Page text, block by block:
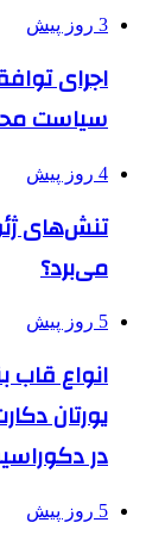
3 روز پیش
اجرای
سیاست
4 روز پیش
تنش‌های
می‌برد؟
5 روز پیش
انواع قاب
یورتان
در
5 روز پیش